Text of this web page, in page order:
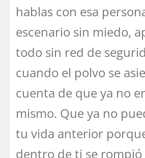
hablas con esa
escenario sin miedo,
todo sin red de
cuando el polvo se
cuenta de que ya no
mismo. Que ya no
tu vida anterior
dentro de ti se